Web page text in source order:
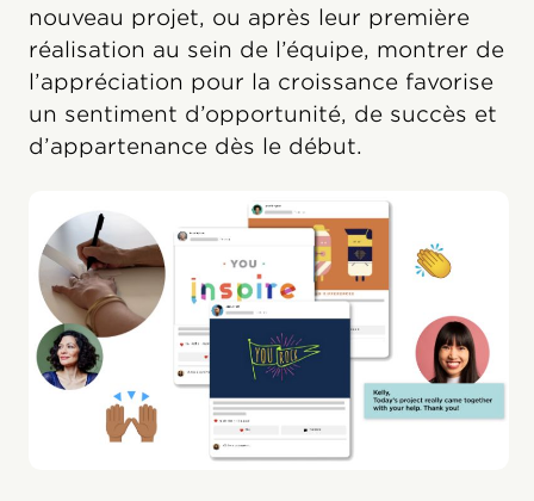
nouveau projet, ou après leur première
réalisation au sein de l’équipe, montrer de
l’appréciation pour la croissance favorise
un sentiment d’opportunité, de succès et
d’appartenance dès le début.